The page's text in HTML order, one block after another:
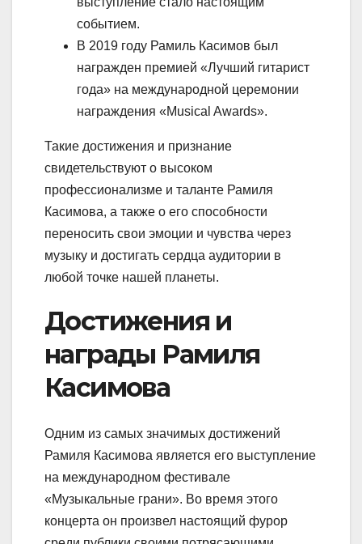
событием.
В 2019 году Рамиль Касимов был
награжден премией «Лучший гитарист
года» на международной церемонии
награждения «Musical Awards».
Такие достижения и признание
свидетельствуют о высоком
профессионализме и таланте Рамиля
Касимова, а также о его способности
переносить свои эмоции и чувства через
музыку и достигать сердца аудитории в
любой точке нашей планеты.
Достижения и
награды Рамиля
Касимова
Одним из самых значимых достижений
Рамиля Касимова является его выступление
на международном фестивале
«Музыкальные грани». Во время этого
концерта он произвел настоящий фурор